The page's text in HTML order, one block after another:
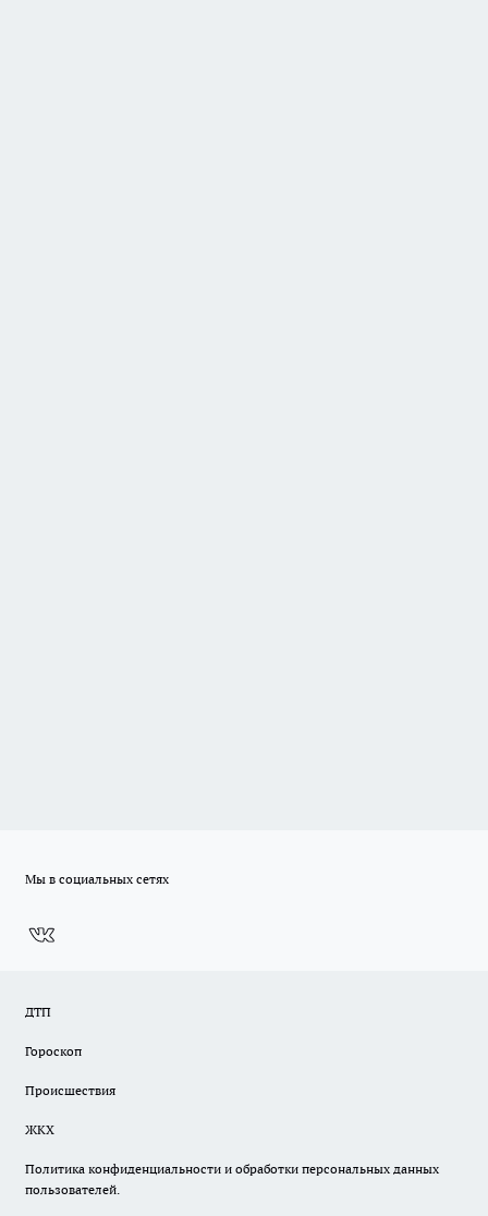
Мы в социальных сетях
ДТП
Гороскоп
Происшествия
ЖКХ
Политика конфиденциальности и обработки персональных данных
пользователей.